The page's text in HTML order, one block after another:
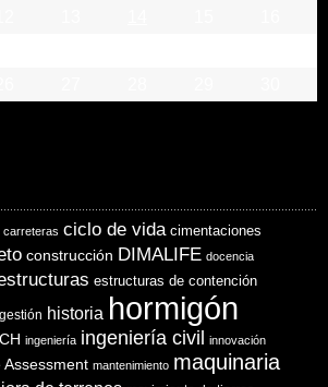
carreteras ciclo de vida cimentaciones
construcción DIMALIFE docencia
estructuras de contención
gestión historia hormigón
ingeniería ingeniería civil innovación
Assessment mantenimiento maquinaria